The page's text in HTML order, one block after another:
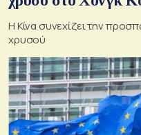
Η Κίνα συνεχίζει την
χρυσού